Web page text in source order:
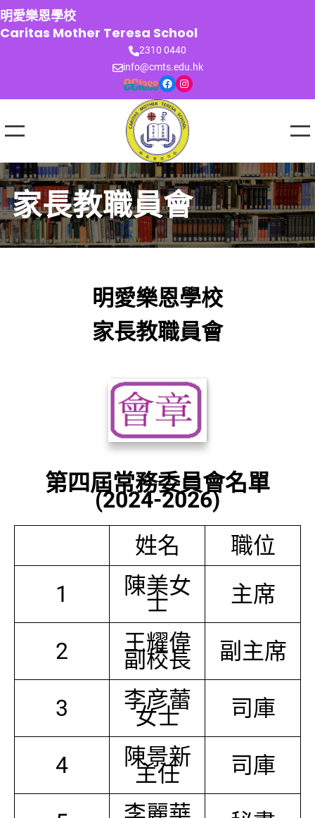
跳
至
主
明愛樂恩學校
Caritas Mother Teresa School
2310 0440
info@cmts.edu.hk
Facebook Instagram
家長教職員會
明愛樂恩學校
家長教職員會
第四屆常務委員會名單
(2024-2026)
姓名
職位
1
陳美女
士 主席
2 王耀偉
副校長 副主席
3 李彦蕾
女士 司庫
4 陳景新
主任 司庫